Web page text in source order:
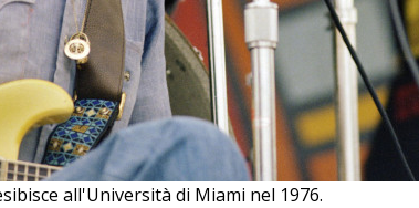
all'Università di Miami nel 1976.